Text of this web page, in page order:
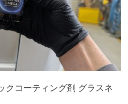
クコーティング剤 グラスネ